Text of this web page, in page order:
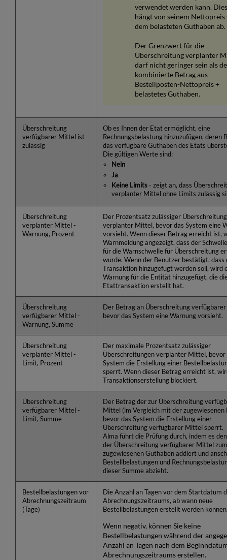
verwendet werden kann. Dies
hängt von seinem Nettopreis
dem belasteten Guthaben ab.
Der Grenzwert für die
Überschreitung verplanter
darf nicht geringer sein als
kombinierte Betrag aus
Bestellposten-Nettopreis +
belastetes Guthaben.
Überschreitung
verfügbarer Mittel ist
zulässig
Ob es Ihnen der Etat ermöglicht, eine
Rechnungsbelastung hinzuzufügen, deren
das verfügbare Guthaben des Etats
Die gültigen Werte sind:
Nein
Ja
Keine Limits- zeigt an, dass
verplanter Mittel ohne Limits zulässig
Überschreitung
verplanter Mittel -
Warnung, Prozent
Der Prozentsatz zulässiger
verplanter Mittel, bevor das System eine
vorsieht. Wenn dieser Betrag erreicht ist,
Warnmeldung angezeigt, dass der
für die Warnschwelle für Überschreitung
wurde. Wenn der Benutzer bestätigt, dass
Transaktion hinzugefügt werden soll, wird
Warnung für die Entität hinzugefügt, die
Etattransaktion erstellt hat.
Überschreitung
verfügbarer Mittel -
Warnung, Summe
Der Betrag an Überschreitung
bevor das System eine Warnung vorsieht.
Überschreitung
verplanter Mittel -
Limit, Prozent
Der maximale Prozentsatz zulässiger
Überschreitungen verplanter Mittel, bevor
System die Erstellung einer
sperrt. Wenn dieser Betrag erreicht ist,
Transaktionserstellung blockiert.
Überschreitung
verfügbarer Mittel -
Limit, Summe
Der Betrag der zur Überschreitung
Mittel (im Vergleich mit der zugewiesenen
bevor das System die Erstellung einer
Überschreitung verfügbarer Mittel sperrt.
Alma führt die Prüfung durch, indem es
der Überschreitung verfügbarer Mittel zum
zugewiesenen Guthaben addiert und
Bestellbelastungen und
dieser Summe abzieht.
Bestellbelastungen vor
Abrechnungszeitraum
(Tage)
Die Anzahl an Tagen vor dem Startdatum
Abrechnungszeitraums, ab wann neue
Bestellbelastungen erstellt werden
Wenn negativ, können Sie keine
Bestellbelastungen während der
Anzahl an Tagen nach dem
Abrechnungszeitraums erstellen.